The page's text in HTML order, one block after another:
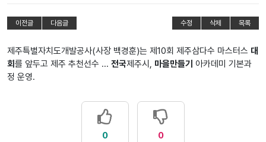
이전글 다음글 수정 삭제 목록
제주특별자치도개발공사(사장 백경훈)는 제10회 제주삼다수 마스터스 대
회를 앞두고 제주 추천선수 ... 전국제주시, 마을만들기 아카데미 기본과
정 운영.
0 0